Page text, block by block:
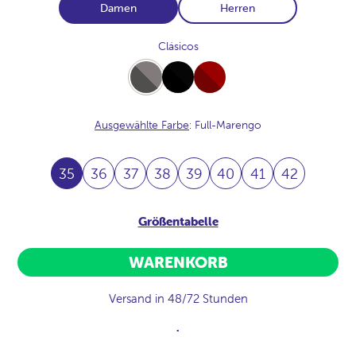
Damen Herren
Clásicos
Full-
Marengo
Full-
Black
Full-
Burdeos
Ausgewählte Farbe: Full-Marengo
35 36 37 38 39 40 41 42
Größentabelle
WARENKORB
Versand in 48/72 Stunden
.